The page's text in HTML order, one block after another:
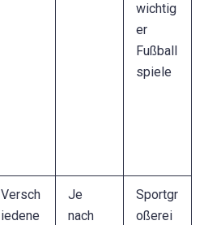
wichtig
er
Fußball
spiele
Versch
iedene
Je
nach
Sportgr
oßerei